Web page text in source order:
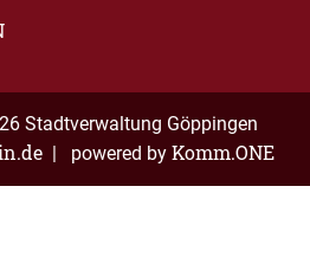
Stadtverwaltung Göppingen
| powered by Komm.ONE